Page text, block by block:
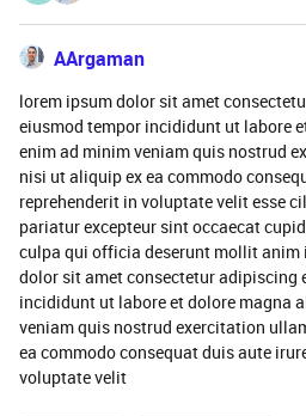
AArgaman
lorem ipsum dolor sit amet
eiusmod tempor incididunt ut labore
enim ad minim veniam quis nostrud
nisi ut aliquip ex ea commodo
reprehenderit in voluptate velit esse
pariatur excepteur sint occaecat
culpa qui officia deserunt mollit anim
dolor sit amet consectetur adipiscing
incididunt ut labore et dolore magna
veniam quis nostrud exercitation
ea commodo consequat duis aute
voluptate velit